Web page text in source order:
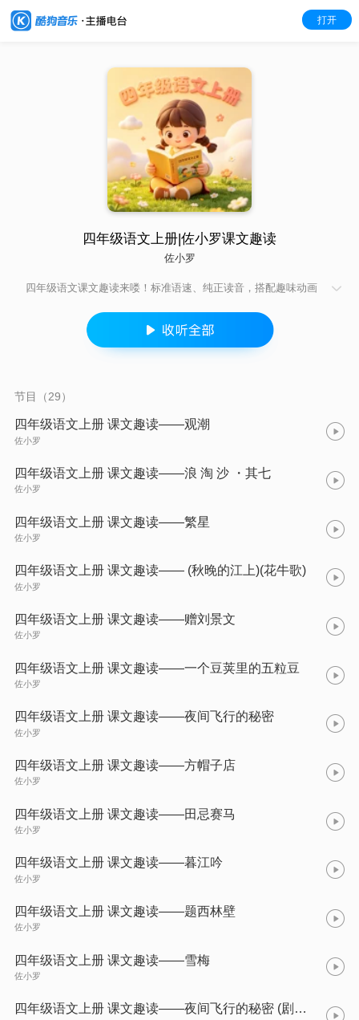
打开
四年级语文上册|佐小罗课文趣读
佐小罗
四年级语文课文趣读来喽！标准语速、纯正读音，搭配趣味动画
习变的省心又有趣～！
节目（29）
四年级语文上册 课文趣读——观潮
佐小罗
四年级语文上册 课文趣读——浪 淘 沙 ・其七
佐小罗
四年级语文上册 课文趣读——繁星
佐小罗
四年级语文上册 课文趣读—— (秋晚的江上)(花牛歌)
佐小罗
四年级语文上册 课文趣读——赠刘景文
佐小罗
四年级语文上册 课文趣读——一个豆荚里的五粒豆
佐小罗
四年级语文上册 课文趣读——夜间飞行的秘密
佐小罗
四年级语文上册 课文趣读——方帽子店
佐小罗
四年级语文上册 课文趣读——田忌赛马
佐小罗
四年级语文上册 课文趣读——暮江吟
佐小罗
四年级语文上册 课文趣读——题西林壁
佐小罗
四年级语文上册 课文趣读——雪梅
佐小罗
四年级语文上册 课文趣读——夜间飞行的秘密 (剧情版)